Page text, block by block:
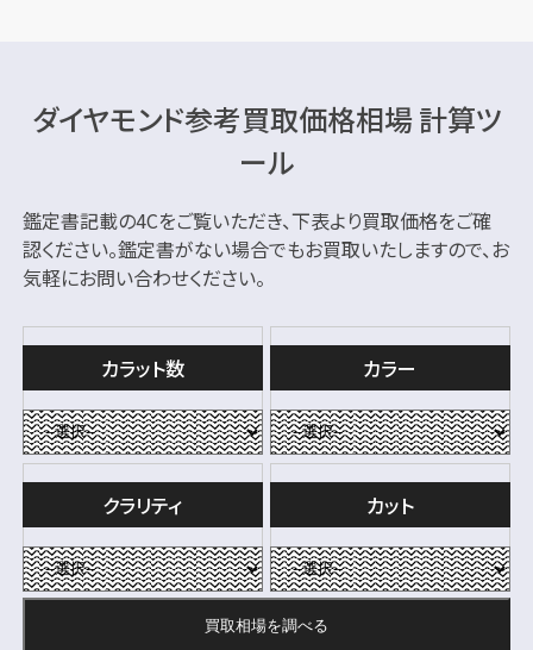
ダイヤモンド参考買取価格相場 計算ツ
ール
鑑定書記載の4Cをご覧いただき、下表より買取価格をご確
認ください。鑑定書がない場合でもお買取いたしますので、お
気軽にお問い合わせください。
カラット数 カラー
クラリティ カット
買取相場を調べる